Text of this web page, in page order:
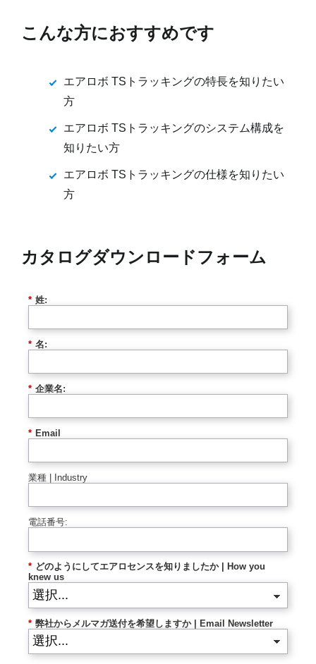
こんな方におすすめです
エアロボ TSトラッキングの特長を知りたい
方
エアロボ TSトラッキングのシステム構成を
知りたい方
エアロボ TSトラッキングの仕様を知りたい
方
カタログダウンロードフォーム
* 姓:
* 名:
* 企業名:
* Email
業種 | Industry
電話番号:
* どのようにしてエアロセンスを知りましたか | How you
knew us
* 弊社からメルマガ送付を希望しますか | Email Newsletter